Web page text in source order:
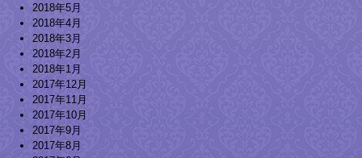
2018年5月
2018年4月
2018年3月
2018年2月
2018年1月
2017年12月
2017年11月
2017年10月
2017年9月
2017年8月